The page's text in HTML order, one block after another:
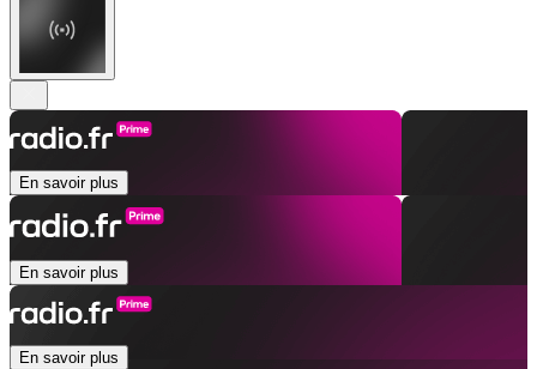
En savoir plus
En savoir plus
En savoir plus